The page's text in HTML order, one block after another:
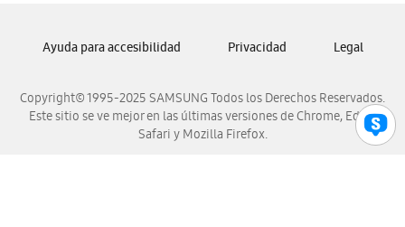
Samsung Venezuela
Copyright© 1995-2025 SAMSUNG Todos los Derechos Reservados.
Este sitio se ve mejor en las últimas versiones de Chrome, Edge,
Safari y Mozilla Firefox.
Ayuda para accesibilidad Privacidad Legal